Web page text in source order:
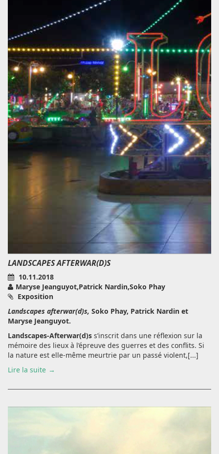
LANDSCAPES AFTERWAR(D)S
10.11.2018
Maryse Jeanguyot,Patrick Nardin,Soko Phay
Exposition
Landscapes afterwar(d)s, Soko Phay, Patrick Nardin et
Maryse Jeanguyot.
Landscapes-Afterwar(d)s s’inscrit dans une réflexion sur la
mémoire des lieux à l’épreuve des guerres et des conflits. Si
la nature est elle-même meurtrie par un passé violent,[...]
Lire la suite